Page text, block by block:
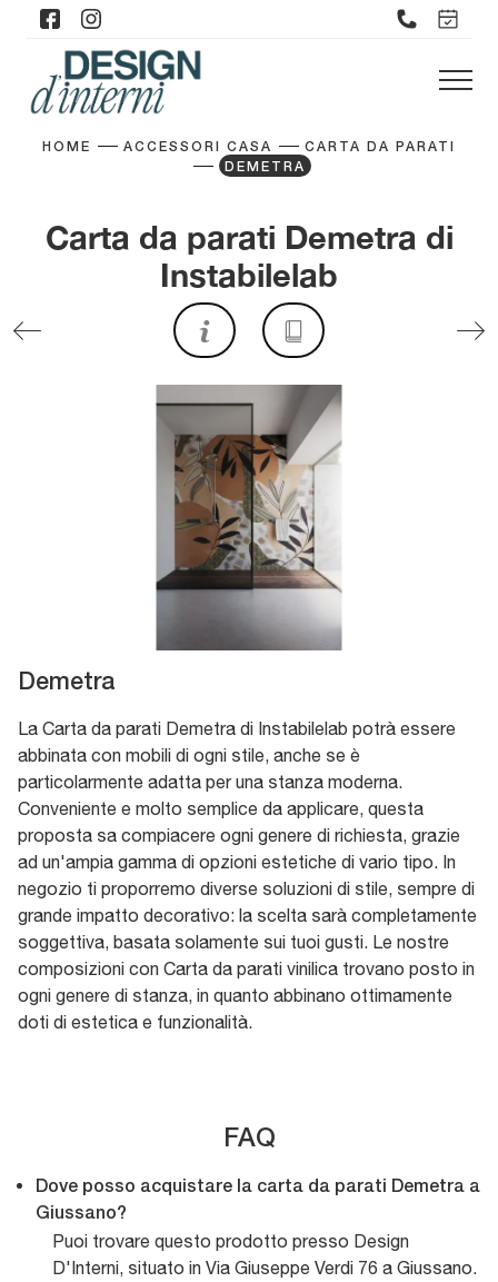
HOME ACCESSORI CASA
CARTA DA PARATI
DEMETRA
Carta da parati Demetra di
Instabilelab
Demetra
La Carta da parati Demetra di Instabilelab potrà essere
abbinata con mobili di ogni stile, anche se è
particolarmente adatta per una stanza moderna.
Conveniente e molto semplice da applicare, questa
proposta sa compiacere ogni genere di richiesta, grazie
ad un'ampia gamma di opzioni estetiche di vario tipo. In
negozio ti proporremo diverse soluzioni di stile, sempre di
grande impatto decorativo: la scelta sarà completamente
soggettiva, basata solamente sui tuoi gusti. Le nostre
composizioni con Carta da parati vinilica trovano posto in
ogni genere di stanza, in quanto abbinano ottimamente
doti di estetica e funzionalità.
FAQ
Dove posso acquistare la carta da parati Demetra a
Giussano?
Puoi trovare questo prodotto presso Design
D'Interni, situato in Via Giuseppe Verdi 76 a Giussano.